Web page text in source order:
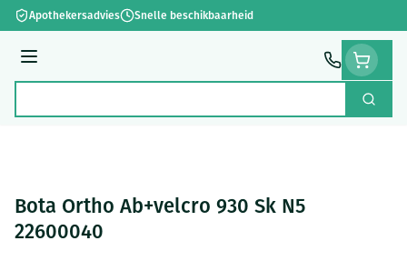
Ga naar de inhoud
Apothekersadvies Snelle beschikbaarheid
Menu
Zoek
Bota Ortho Ab+velcro 930 Sk N5
22600040